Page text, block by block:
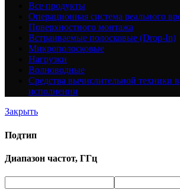
Все продукты
Операционная система реального
Поверхностного монтажа
Встраиваемые полосковые (Drop-In)
Микрополосковые
Нагрузки
Волноводные
Средства вычислительной техники
исполнении
Закрыть
Подтип
Диапазон частот, ГГц